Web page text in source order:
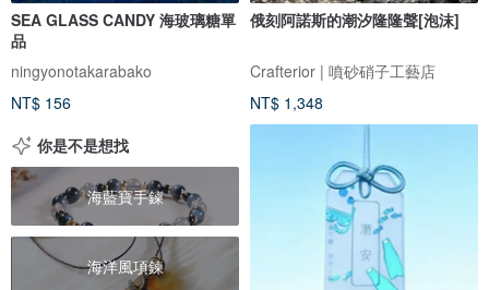
SEA GLASS CANDY 海玻璃糖單
品
ningyonotakarabako
NT$ 156
俄刻阿諾斯的潮汐隆隆聲[泡沫]
Crafterior | 噴砂硝子工藝店
NT$ 1,348
你是不是想找
海藍寶手鍊
海洋風項鍊